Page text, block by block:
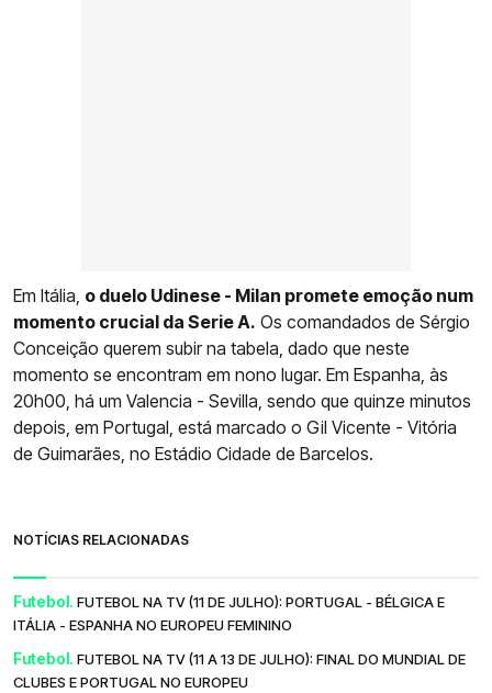
Em Itália, o duelo Udinese - Milan promete emoção num
momento crucial da Serie A. Os comandados de Sérgio
Conceição querem subir na tabela, dado que neste
momento se encontram em nono lugar. Em Espanha, às
20h00, há um Valencia - Sevilla, sendo que quinze minutos
depois, em Portugal, está marcado o Gil Vicente - Vitória
de Guimarães, no Estádio Cidade de Barcelos.
NOTÍCIAS RELACIONADAS
Futebol. FUTEBOL NA TV (11 DE JULHO): PORTUGAL - BÉLGICA E
ITÁLIA - ESPANHA NO EUROPEU FEMININO
Futebol. FUTEBOL NA TV (11 A 13 DE JULHO): FINAL DO MUNDIAL DE
CLUBES E PORTUGAL NO EUROPEU